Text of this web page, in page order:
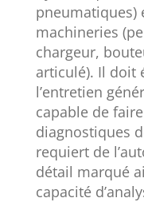
pneumatiques)
machineries
chargeur,
articulé). Il doit
l’entretien
capable de
diagnostiques
requiert de
détail marqué
capacité